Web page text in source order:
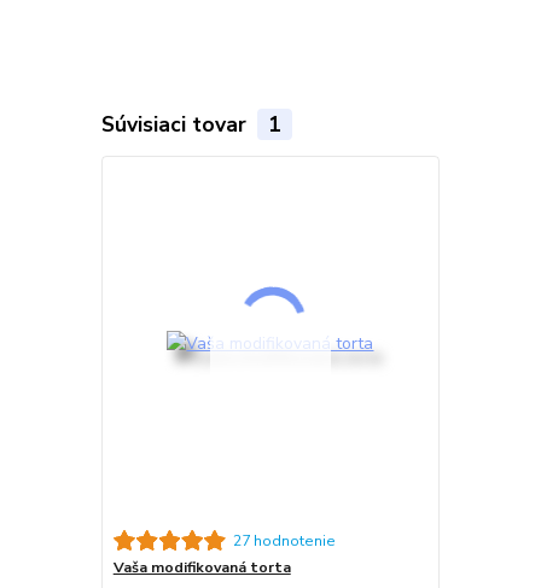
Súvisiaci tovar 1
27 hodnotenie
Vaša modifikovaná torta